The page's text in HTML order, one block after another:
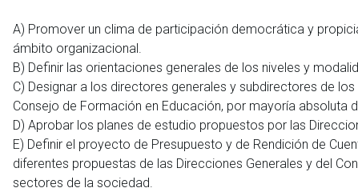
A) Promover un clima de participación democrática y
ámbito organizacional.
B) Definir las orientaciones generales de los niveles y
C) Designar a los directores generales y subdirectores de
Consejo de Formación en Educación, por mayoría absoluta
D) Aprobar los planes de estudio propuestos por las
E) Definir el proyecto de Presupuesto y de Rendición de
diferentes propuestas de las Direcciones Generales y del
sectores de la sociedad.